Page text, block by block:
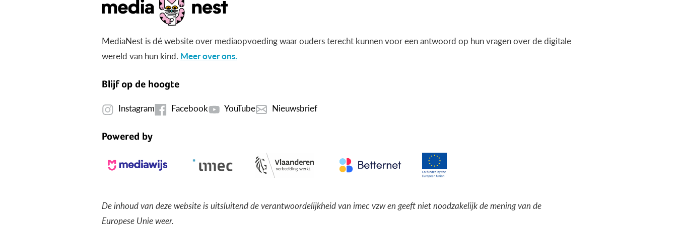
MediaNest is dé website over mediaopvoeding waar ouders terecht kunnen voor een antwoord op hun vragen over de digitale
wereld van hun kind. Meer over ons.
Blijf op de hoogte
Instagram Facebook YouTube Nieuwsbrief
Powered by
De inhoud van deze website is uitsluitend de verantwoordelijkheid van imec vzw en geeft niet noodzakelijk de mening van de
Europese Unie weer.